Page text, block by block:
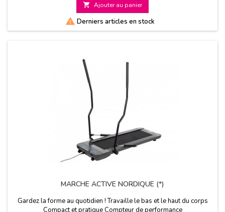
 Ajouter au panier
 Derniers articles en stock
MARCHE ACTIVE NORDIQUE (*)
Gardez la forme au quotidien ! Travaille le bas et le haut du corps
Compact et pratique Compteur de performance